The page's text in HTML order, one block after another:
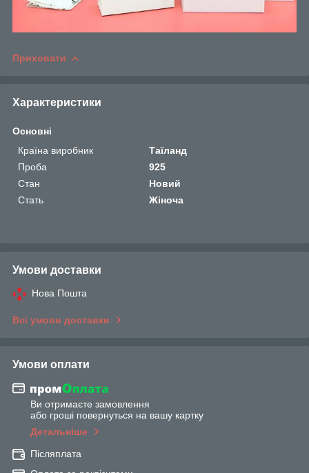
Приховати
Характеристики
Основні
Країна виробник
Таїланд
Проба
925
Стан
Новий
Стать
Жіноча
Умови доставки
Нова Пошта
Всі умови доставки
Умови оплати
Ви отримаєте замовлення
або гроші повернуться на вашу картку
Детальніше
Післяплата